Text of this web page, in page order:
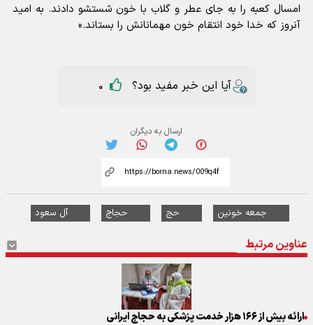
امسال کعبه را به جای عطر و گلاب با خون شستشو دادند. به امید
آنروز که خدا خود انتقام خون مهمانانش را بستاند.»
آیا این خبر مفید بود؟ 0
ارسال به دیگران
جمعه خونین حج حجاج آل سعود
عناوین مرتبط
ارائه بیش از ۱۶۶ هزار خدمت پزشکی به حجاج ایرانی